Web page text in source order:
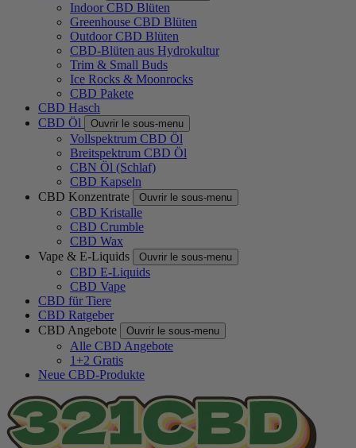
Indoor CBD Blüten
Greenhouse CBD Blüten
Outdoor CBD Blüten
CBD-Blüten aus Hydrokultur
Trim & Small Buds
Ice Rocks & Moonrocks
CBD Pakete
CBD Hasch
CBD Öl
Ouvrir le sous-menu
Vollspektrum CBD Öl
Breitspektrum CBD Öl
CBN Öl (Schlaf)
CBD Kapseln
CBD Konzentrate
Ouvrir le sous-menu
CBD Kristalle
CBD Crumble
CBD Wax
Vape & E-Liquids
Ouvrir le sous-menu
CBD E-Liquids
CBD Vape
CBD für Tiere
CBD Ratgeber
CBD Angebote
Ouvrir le sous-menu
Alle CBD Angebote
1+2 Gratis
Neue CBD-Produkte